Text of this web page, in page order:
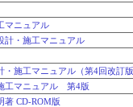
マニュアル
・施工マニュアル
施工マニュアル（第4回改訂
工マニュアル 第4版
著 CD-ROM版